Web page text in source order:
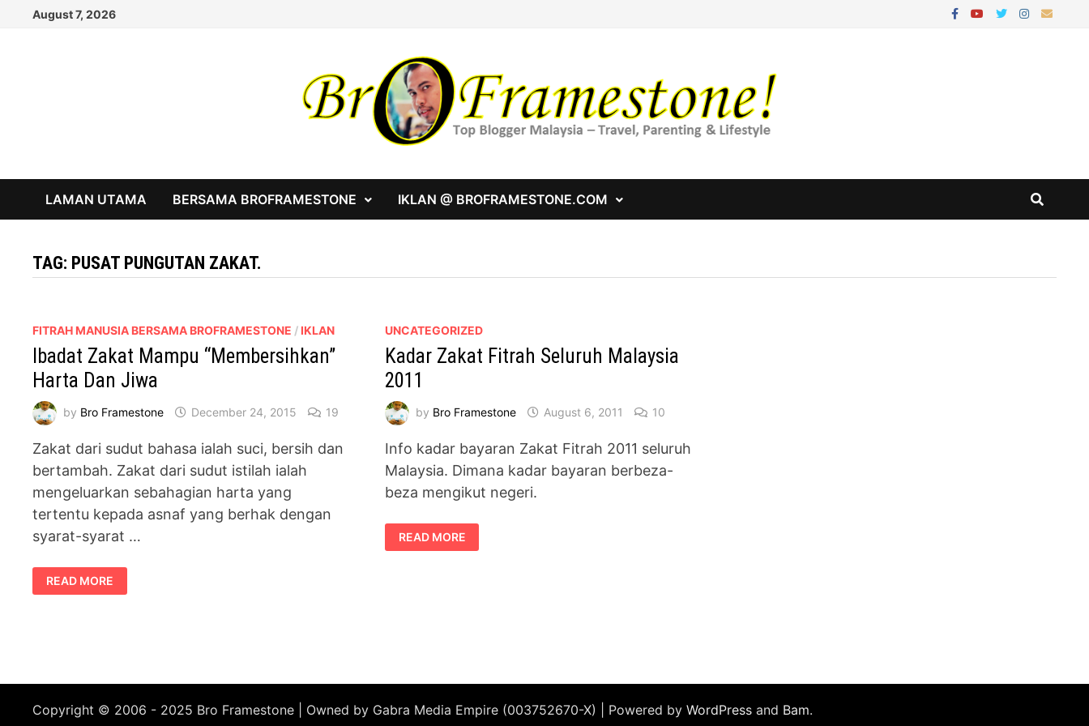
August 7, 2026
LAMAN UTAMA BERSAMA BROFRAMESTONE IKLAN @ BROFRAMESTONE.COM
TAG: PUSAT PUNGUTAN ZAKAT.
FITRAH MANUSIA BERSAMA BROFRAMESTONE / IKLAN
Ibadat Zakat Mampu “Membersihkan”
Harta Dan Jiwa
by Bro Framestone December 24, 2015 19
Zakat dari sudut bahasa ialah suci, bersih dan
bertambah. Zakat dari sudut istilah ialah
mengeluarkan sebahagian harta yang
tertentu kepada asnaf yang berhak dengan
syarat-syarat …
IBADAT
ZAKAT
MAMPU
READ MORE
UNCATEGORIZED
Kadar Zakat Fitrah Seluruh Malaysia
2011
by Bro Framestone August 6, 2011 10
Info kadar bayaran Zakat Fitrah 2011 seluruh
Malaysia. Dimana kadar bayaran berbeza-
beza mengikut negeri.
KADAR
ZAKAT
FITRAH
READ MORE
Copyright © 2006 - 2025 Bro Framestone | Owned by Gabra Media Empire (003752670-X) | Powered byWordPress and Bam.